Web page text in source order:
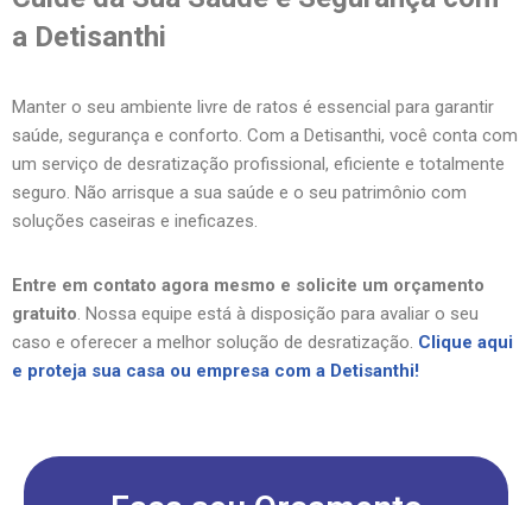
a Detisanthi
Manter o seu ambiente livre de ratos é essencial para garantir
saúde, segurança e conforto. Com a Detisanthi, você conta com
um serviço de desratização profissional, eficiente e totalmente
seguro. Não arrisque a sua saúde e o seu patrimônio com
soluções caseiras e ineficazes.
Entre em contato agora mesmo e solicite um orçamento
gratuito . Nossa equipe está à disposição para avaliar o seu
caso e oferecer a melhor solução de desratização. Clique aqui
e proteja sua casa ou empresa com a Detisanthi!